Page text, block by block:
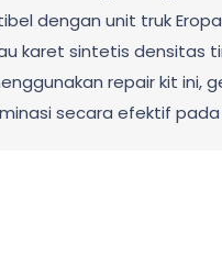
dengan unit truk Eropa
karet sintetis densitas
repair kit ini,
secara efektif